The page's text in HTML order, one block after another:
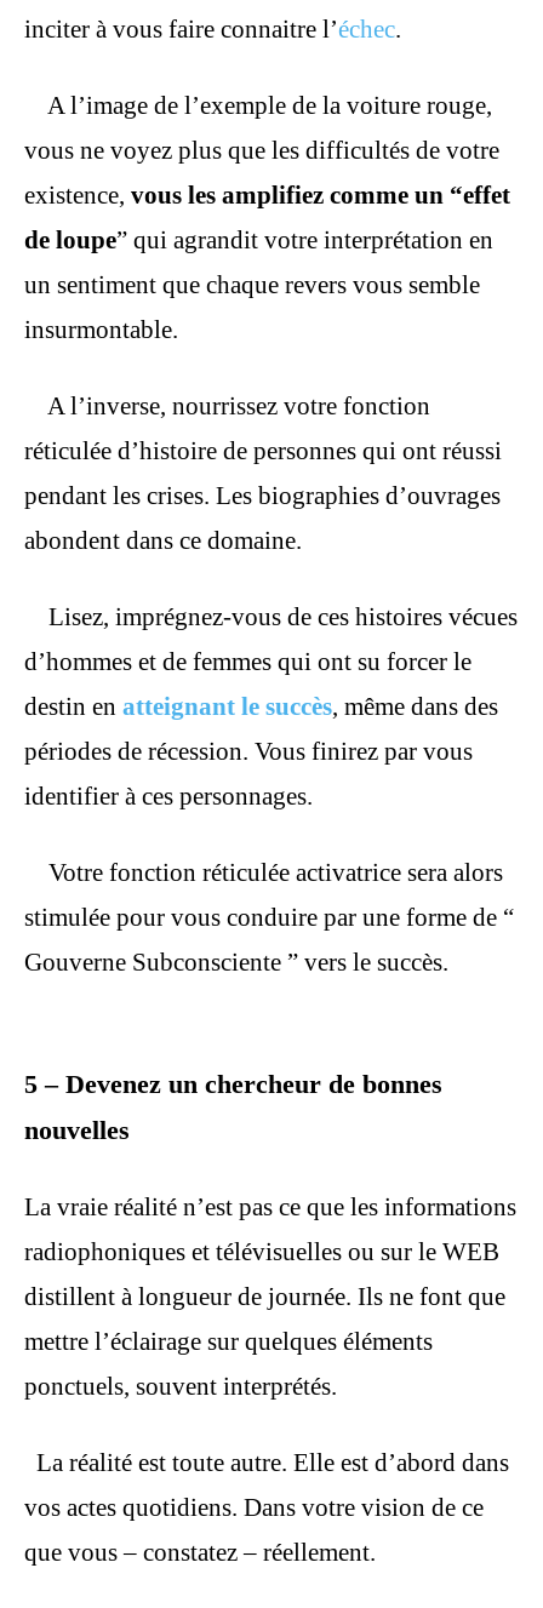
inciter à vous faire connaitre l’échec.
A l’image de l’exemple de la voiture rouge,
vous ne voyez plus que les difficultés de votre
existence, vous les amplifiez comme un “effet
de loupe” qui agrandit votre interprétation en
un sentiment que chaque revers vous semble
insurmontable.
A l’inverse, nourrissez votre fonction
réticulée d’histoire de personnes qui ont réussi
pendant les crises. Les biographies d’ouvrages
abondent dans ce domaine.
Lisez, imprégnez-vous de ces histoires vécues
d’hommes et de femmes qui ont su forcer le
destin en atteignant le succès, même dans des
périodes de récession. Vous finirez par vous
identifier à ces personnages.
Votre fonction réticulée activatrice sera alors
stimulée pour vous conduire par une forme de “
Gouverne Subconsciente ” vers le succès.
5 – Devenez un chercheur de bonnes
nouvelles
La vraie réalité n’est pas ce que les informations
radiophoniques et télévisuelles ou sur le WEB
distillent à longueur de journée. Ils ne font que
mettre l’éclairage sur quelques éléments
ponctuels, souvent interprétés.
La réalité est toute autre. Elle est d’abord dans
vos actes quotidiens. Dans votre vision de ce
que vous – constatez – réellement.